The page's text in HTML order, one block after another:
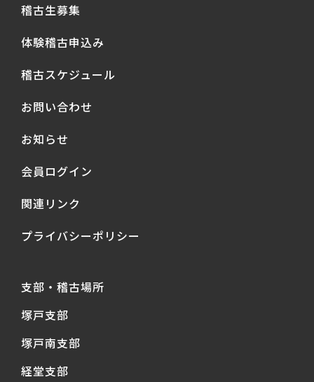
稽古生募集
体験稽古申込み
稽古スケジュール
お問い合わせ
お知らせ
会員ログイン
関連リンク
プライバシーポリシー
支部・稽古場所
塚戸支部
塚戸南支部
経堂支部